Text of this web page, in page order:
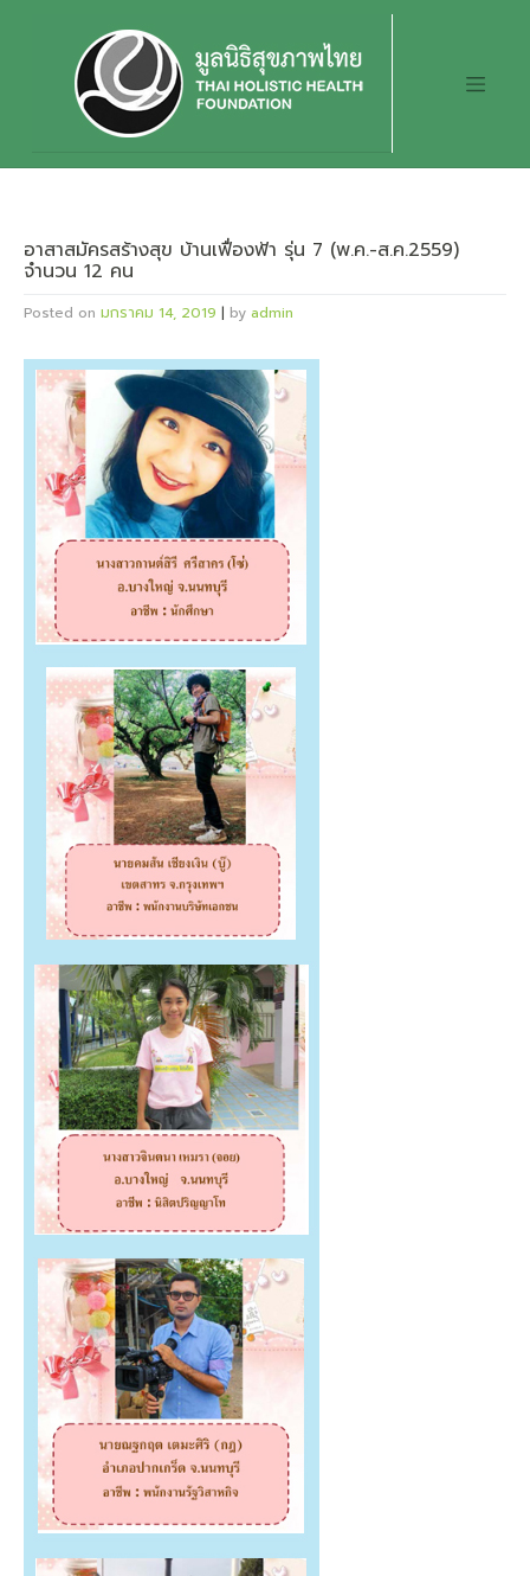
อาสาสมัครสร้างสุข บ้านเฟื่องฟ้า รุ่น 7 (พ.ค.-ส.ค.2559)
จำนวน 12 คน
Posted on มกราคม 14, 2019 | by admin